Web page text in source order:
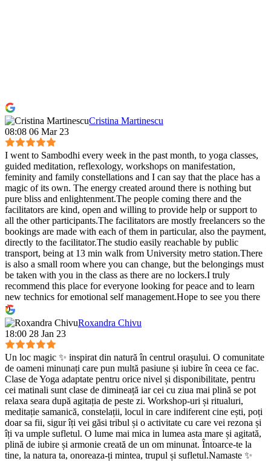
Cristina Martinescu
08:08 06 Mar 23
I went to Sambodhi every week in the past month, to yoga classes,
guided meditation, reflexology, workshops on manifestation,
feminity and family constellations and I can say that the place has a
magic of its own. The energy created around there is nothing but
pure bliss and enlightenment.The people coming there and the
facilitators are kind, open and willing to provide help or support to
all the other participants.The facilitators are mostly freelancers so the
bookings are made with each of them in particular, also the payment,
directly to the facilitator.The studio easily reachable by public
transport, being at 13 min walk from University metro station.There
is also a small room where you can change, but the belongings must
be taken with you in the class as there are no lockers.I truly
recommend this place for everyone looking for peace and to learn
new technics for emotional self management.Hope to see you there
:)
Roxandra Chivu
18:00 28 Jan 23
Un loc magic ✨ inspirat din natură în centrul orașului. O comunitate
de oameni minunați care pun multă pasiune și iubire în ceea ce fac.
Clase de Yoga adaptate pentru orice nivel și disponibilitate, pentru
cei matinali sunt clase de dimineață iar cei cu ziua mai plină se pot
relaxa seara după agitația de peste zi. Workshop-uri și ritualuri,
meditație samanică, constelații, locul in care indiferent cine ești, poți
doar sa fii, sigur îți vei găsi tribul și o activitate cu care vei rezona și
îți va umple sufletul. O lume mai mica in lumea asta mare și agitată,
plină de iubire și armonie creată de un om minunat. Întoarce-te la
tine, la natura ta, onoreaza-ți mintea, trupul și sufletul.Namaste ✨